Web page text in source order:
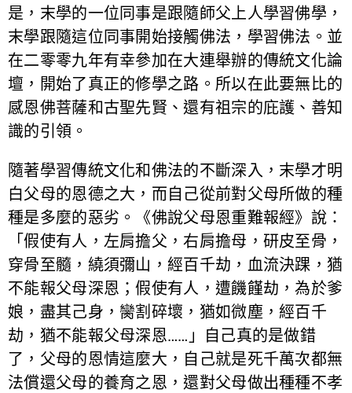
是，末學的一位同事是跟隨師父上人學習佛學，
末學跟隨這位同事開始接觸佛法，學習佛法。並
在二零零九年有幸參加在大連舉辦的傳統文化論
壇，開始了真正的修學之路。所以在此要無比的
感恩佛菩薩和古聖先賢、還有祖宗的庇護、善知
識的引領。
隨著學習傳統文化和佛法的不斷深入，末學才明
白父母的恩德之大，而自己從前對父母所做的種
種是多麼的惡劣。《佛說父母恩重難報經》說：
「假使有人，左肩擔父，右肩擔母，研皮至骨，
穿骨至髓，繞須彌山，經百千劫，血流決踝，猶
不能報父母深恩；假使有人，遭饑饉劫，為於爹
娘，盡其己身，臠割碎壞，猶如微塵，經百千
劫，猶不能報父母深恩……」自己真的是做錯
了，父母的恩情這麼大，自己就是死千萬次都無
法償還父母的養育之恩，還對父母做出種種不孝